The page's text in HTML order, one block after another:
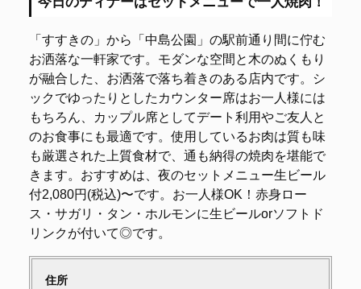
「すすきの」から「中島公園」の駅前通り間に佇む
お洒落な一軒家です。モダンな空間と木のぬくもり
が融合した、お洒落で落ち着きのある店内です。シ
ックでゆったりとしたカウンター席はお一人様には
もちろん、カップル席としてデート利用やご友人と
のお食事にも最適です。使用しているお肉は質も味
も厳選された上質食材で、通も納得の焼肉を堪能で
きます。おすすめは、夜のセットメニュー生ビール
付2,080円(税込)〜です。お一人様OK！赤身ロー
ス・サガリ・タン・ホルモンに生ビールorソフトド
リンクが付いて◎です。
住所